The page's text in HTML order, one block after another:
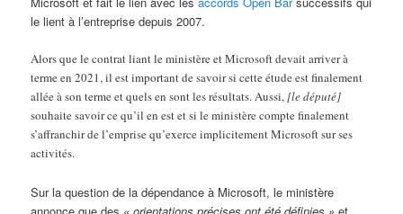
le lient à l’entreprise depuis 2007.
Alors que le contrat liant le ministère et Microsoft devait arriver à
terme en 2021, il est important de savoir si cette étude est finalement
allée à son terme et quels en sont les résultats. Aussi,[le député]
souhaite savoir ce qu’il en est et si le ministère compte finalement
s’affranchir de l’emprise qu’exerce implicitement Microsoft sur ses
activités.
Sur la question de la dépendance à Microsoft, le ministère
annonce que des « orientations précises ont été définies » et